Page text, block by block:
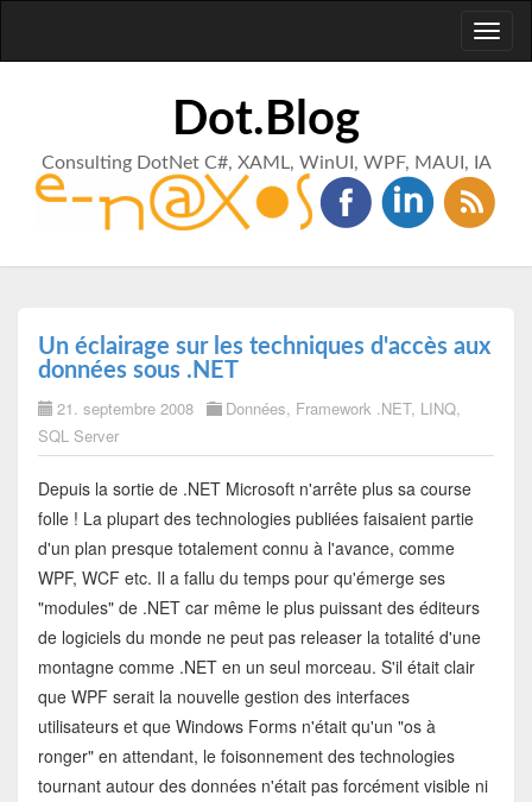
Dot.Blog
Consulting DotNet C#, XAML, WinUI, WPF, MAUI, IA
Un éclairage sur les techniques d'accès aux
données sous .NET
21. septembre 2008 Données, Framework .NET, LINQ,
SQL Server
Depuis la sortie de .NET Microsoft n'arrête plus sa course
folle ! La plupart des technologies publiées faisaient partie
d'un plan presque totalement connu à l'avance, comme
WPF, WCF etc. Il a fallu du temps pour qu'émerge ses
"modules" de .NET car même le plus puissant des éditeurs
de logiciels du monde ne peut pas releaser la totalité d'une
montagne comme .NET en un seul morceau. S'il était clair
que WPF serait la nouvelle gestion des interfaces
utilisateurs et que Windows Forms n'était qu'un "os à
ronger" en attendant, le foisonnement des technologies
tournant autour des données n'était pas forcément visible ni